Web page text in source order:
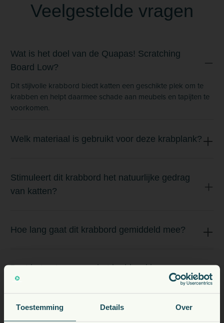
Toestemming Details Over
Veelgestelde vragen
Wat is het doel van de Quapas! Scratching
Board Low?
Dit stijlvolle krabbord biedt katten een geschikte plek om te
krabben en helpt daarmee schade aan meubels en tapijten te
voorkomen.
Welk materiaal is gebruikt voor deze krabplank?
Stimuleert dit krabbord het natuurlijke gedrag
van katten?
Hoe lang gaat dit krabbord gemiddeld mee?
Past het ontwerp van het krabbord in een
modern interieur?